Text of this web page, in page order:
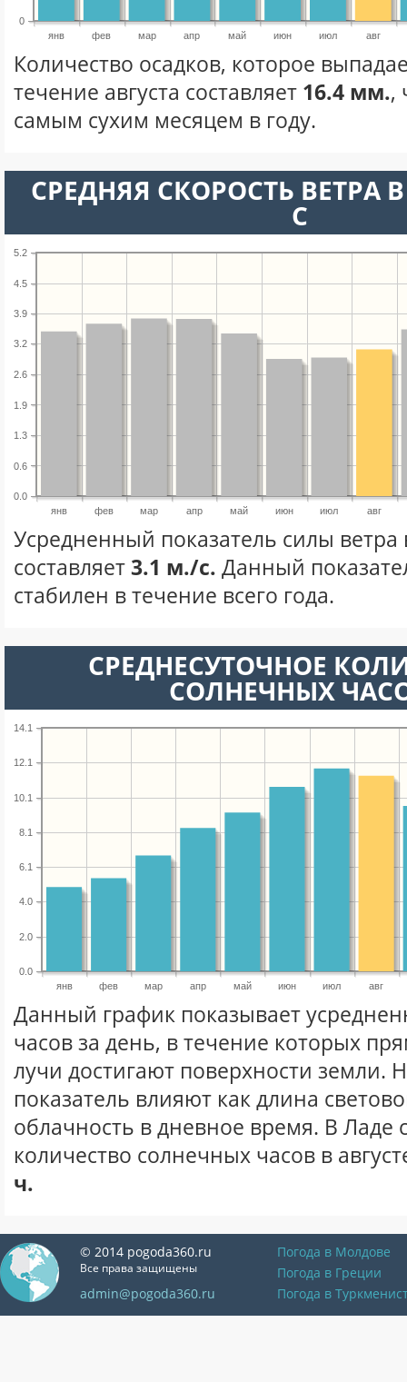
янв фев мар апр май июн июл авг
0
Количество осадков, которое
течение августа составляет 16.4 мм.,
самым сухим месяцем в году.
СРЕДНЯЯ СКОРОСТЬ ВЕТРА
С
янв фев мар апр май июн июл авг
0.0
0.6
1.3
1.9
2.6
3.2
3.9
4.5
5.2
Усредненный показатель силы ветра
составляет3.1 м./с. Данный
стабилен в течение всего года.
СРЕДНЕСУТОЧНОЕ
СОЛНЕЧНЫХ
янв фев мар апр май июн июл авг
0.0
2.0
4.0
6.1
8.1
10.1
12.1
14.1
Данный график показывает
часов за день, в течение которых
лучи достигают поверхности земли.
показатель влияют как длина
облачность в дневное время. В Ладе
количество солнечных часов в
ч.
© 2014 pogoda360.ru
Все права защищены
admin@pogoda360.ru
Погода в Молдове
Погода в Греции
Погода в